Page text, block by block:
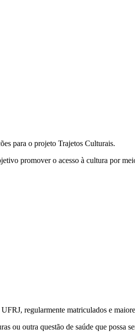
para o projeto Trajetos Culturais.
promover o acesso à cultura por
regularmente matriculados e
ou outra questão de saúde que possa